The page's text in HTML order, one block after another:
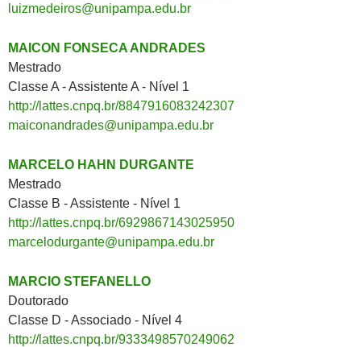
luizmedeiros@unipampa.edu.br
MAICON FONSECA ANDRADES
Mestrado
Classe A - Assistente A - Nível 1
http://lattes.cnpq.br/8847916083242307
maiconandrades@unipampa.edu.br
MARCELO HAHN DURGANTE
Mestrado
Classe B - Assistente - Nível 1
http://lattes.cnpq.br/6929867143025950
marcelodurgante@unipampa.edu.br
MARCIO STEFANELLO
Doutorado
Classe D - Associado - Nível 4
http://lattes.cnpq.br/9333498570249062